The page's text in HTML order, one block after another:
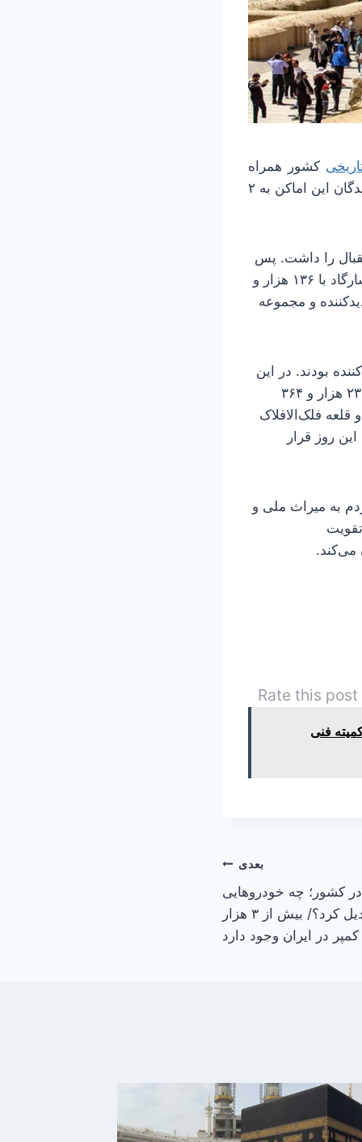
کشور همراه
شد. طبق آمارهای رسمی، در بازه ۲۹ اسفند ۱۴۰۳ تا ۸ فروردین ۱۴۰۴، شمار بازدیدکنندگان این اماکن به ۲
و ۹۲۵ بازدید، بیشترین استقبال را داشت. پس
از آن، حافظیه با ۳۰۱ هزار و ۸۳۳ بازدید، آرامگاه سعدی با ۱۹۵ هزار و ۵۶۷ بازدید و پاسارگاد با ۱۳۶ هزار و
بعدی قرار گرفتند. همچنین، ارگ کریمخان ۱۱۳ هزار و ۴۵۴ بازدیدکننده و مجموعه
فرهنگی تاریخی کشور پذیرای ۳۳۶ هزار و ۹۰ بازدیدکننده بودند. در این
روز، حافظیه با ۳۴ هزار و ۵۵۰ بازدید، تخت‌جمشید با ۳۲ هزار و ۷۶۸ بازدید و سعدیه با ۲۳ هزار و ۳۶۴
و ۶۹۴ بازدیدکننده داشت و قلعه فلک‌الافلاک
اماکن پرتردد این روز قرار
به میراث ملی و
می‌کند.
Rate this post
فنی
بعدی
کشور؛ چه خودروهایی
را می‌توان به کمپر تبدیل کرد؟/ بیش از ۳ هزار
در ایران وجود دارد